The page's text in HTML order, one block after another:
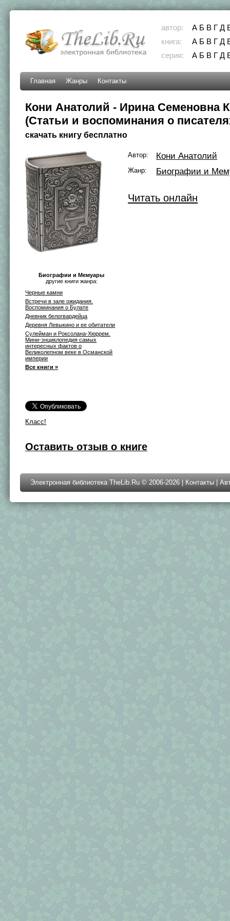
автор: А Б В Г Д
книга:
А Б В Г Д
серия:
А Б В Г Д
Главная Жанры Контакты
Кони Анатолий - Ирина Семеновна
(Статьи и воспоминания о
скачать книгу бесплатно
Биографии и Мемуары
другие книги жанра:
Черные камни
Встречи в зале ожидания.
Воспоминания о Булате
Дневник белогвардейца
Деревня Левыкино и ее обитатели
Сулейман и Роксолана-Хюррем.
Мини-энциклопедия самых
интересных фактов о
Великолепном веке в Османской
империи
Все книги »
Класс!
Автор: Кони Анатолий
Жанр: Биографии и
Читать онлайн
Оставить отзыв о книге
Электронная библиотека TheLib.Ru © 2006-2026 | Контакты |